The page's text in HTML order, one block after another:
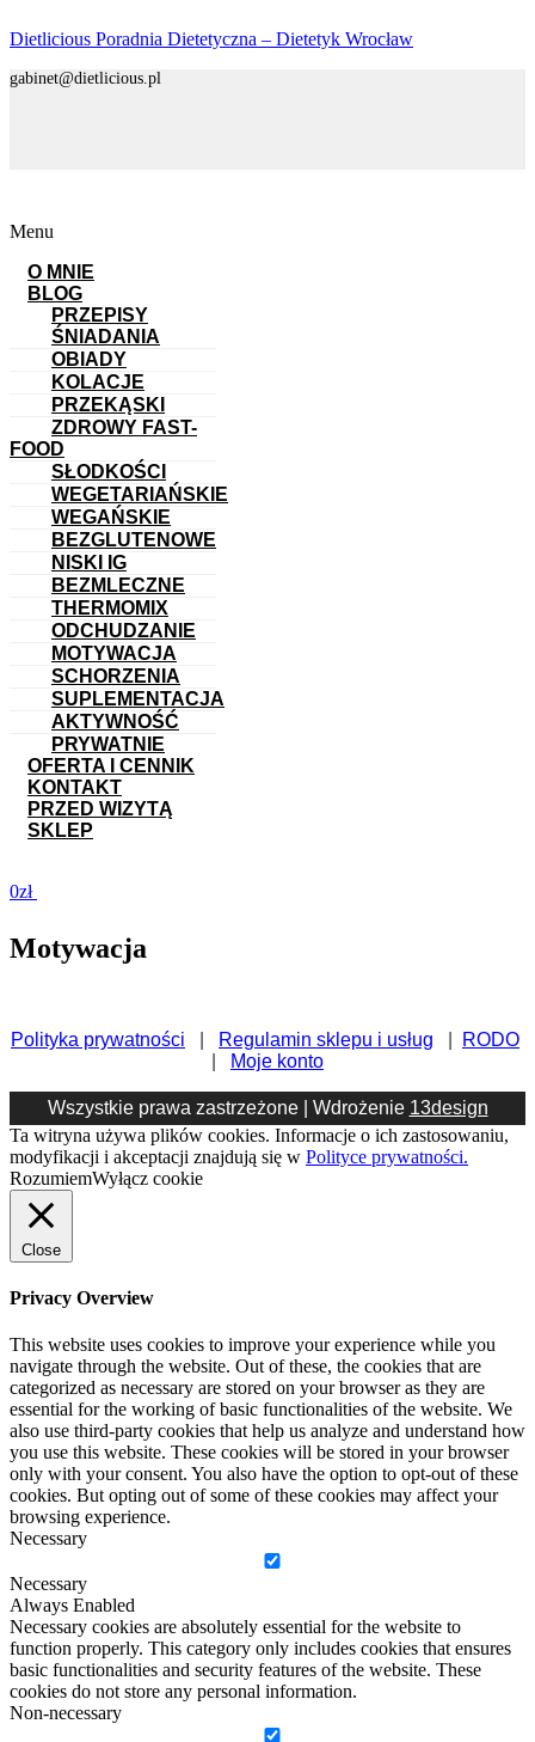
Dietlicious Poradnia Dietetyczna – Dietetyk Wrocław
gabinet@dietlicious.pl
Menu
O MNIE
BLOG
PRZEPISY
ŚNIADANIA
OBIADY
KOLACJE
PRZEKĄSKI
ZDROWY FAST-
FOOD
SŁODKOŚCI
WEGETARIAŃSKIE
WEGAŃSKIE
BEZGLUTENOWE
NISKI IG
BEZMLECZNE
THERMOMIX
ODCHUDZANIE
MOTYWACJA
SCHORZENIA
SUPLEMENTACJA
AKTYWNOŚĆ
PRYWATNIE
OFERTA I CENNIK
KONTAKT
PRZED WIZYTĄ
SKLEP
zł
Motywacja
Polityka prywatności Regulamin sklepu i usług
RODO
Moje konto
Wszystkie prawa zastrzeżone | Wdrożenie 13design
Ta witryna używa plików cookies. Informacje o ich zastosowaniu,
modyfikacji i akceptacji znajdują się w Polityce prywatności.
RozumiemWyłącz cookie
Close
Privacy Overview
This website uses cookies to improve your experience while you
navigate through the website. Out of these, the cookies that are
categorized as necessary are stored on your browser as they are
essential for the working of basic functionalities of the website. We
also use third-party cookies that help us analyze and understand how
you use this website. These cookies will be stored in your browser
only with your consent. You also have the option to opt-out of these
cookies. But opting out of some of these cookies may affect your
browsing experience.
Necessary
Necessary
Always Enabled
Necessary cookies are absolutely essential for the website to
function properly. This category only includes cookies that ensures
basic functionalities and security features of the website. These
cookies do not store any personal information.
Non-necessary